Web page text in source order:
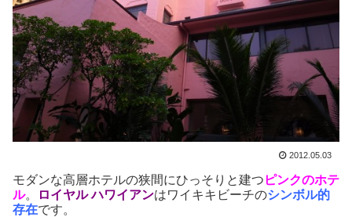
2012.05.03
モダンな高層ホテルの狭間にひっそりと建つ ピンクのホテ
ル。 ロイヤル ハワイアンはワイキキビーチのシンボル的
存在です。